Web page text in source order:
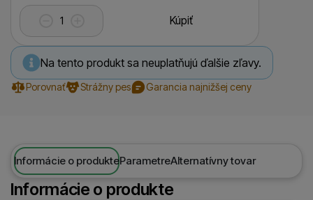
Kúpiť
Na tento produkt sa neuplatňujú ďalšie zľavy.
Porovnať Strážny pes Garancia najnižšej ceny
Informácie o produkteParametreAlternatívny tovar
Informácie o produkte